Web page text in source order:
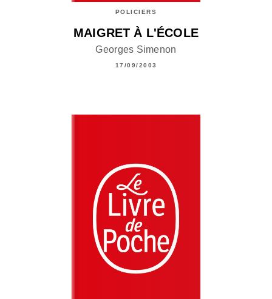
POLICIERS
MAIGRET À L'ÉCOLE
Georges Simenon
17/09/2003